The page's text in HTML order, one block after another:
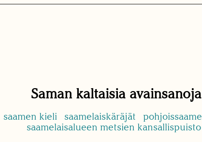
Saman kaltaisia avainsanoja
saamen kieli saamelaiskäräjät pohjoissaame
saamelaisalueen metsien kansallispuisto